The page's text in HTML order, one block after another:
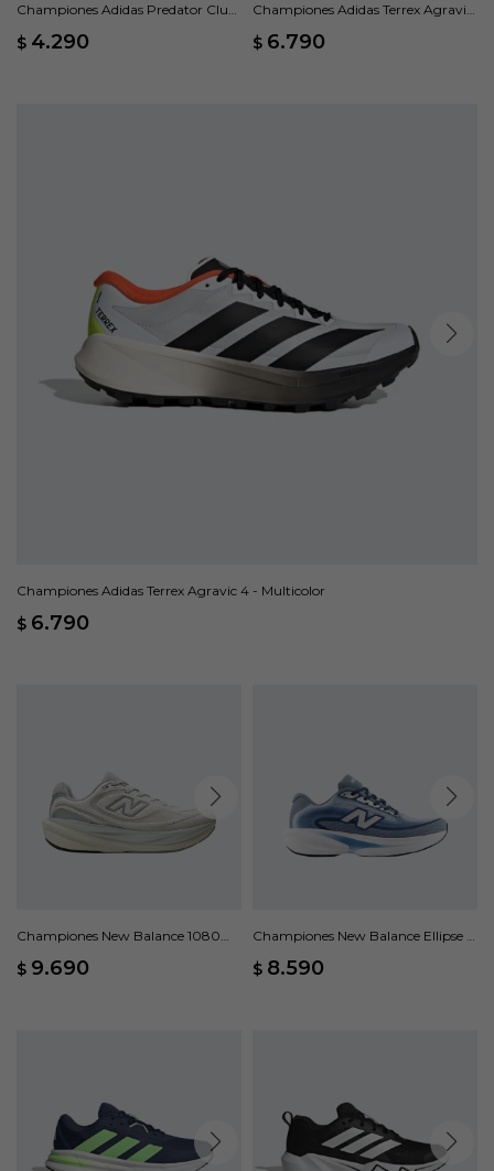
Championes Adidas Predator Club
$ 4.290
Championes Adidas Terrex Agravic
$ 6.790
Championes Adidas Terrex Agravic 4 - Multicolor
$ 6.790
Championes New Balance 1080
$ 9.690
Championes New Balance Ellipse -
$ 8.590